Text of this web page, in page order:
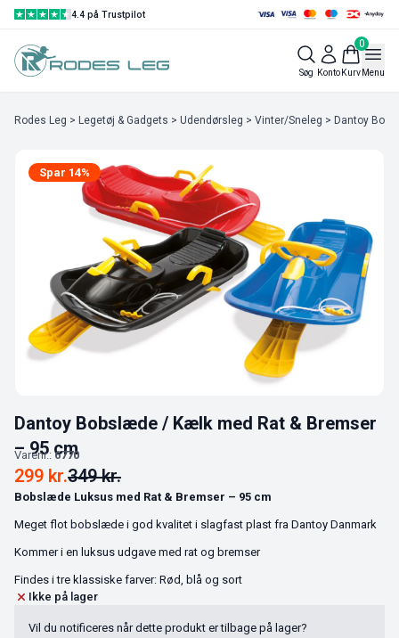
4.4 på Trustpilot
Søg Konto
0
KurvMenu
Rodes Leg > Legetøj & Gadgets > Udendørsleg > Vinter/Sneleg > Dantoy
Spar 14%
Dantoy Bobslæde / Kælk med Rat & Bremser
– 95 cm
Varenr.: 6770
349kr.
299 kr.
Bobslæde Luksus med Rat & Bremser – 95 cm
Meget flot bobslæde i god kvalitet i slagfast plast fra Dantoy Danmark
Kommer i en luksus udgave med rat og bremser
Findes i tre klassiske farver: Rød, blå og sort
Ikke på lager
Vil du notificeres når dette produkt er tilbage på lager?